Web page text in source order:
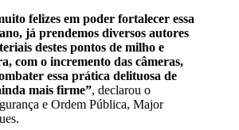
felizes em poder fortalecer essa
já prendemos diversos autores
destes pontos de milho e
com o incremento das câmeras,
essa prática delituosa de
mais firme”, declarou o
e Ordem Pública, Major